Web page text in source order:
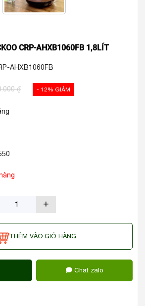
CRP-AHXB1060FB 1,8LÍT
AHXB1060FB
₫ - 12% GIẢM
+
THÊM VÀO GIỎ HÀNG
Chat zalo